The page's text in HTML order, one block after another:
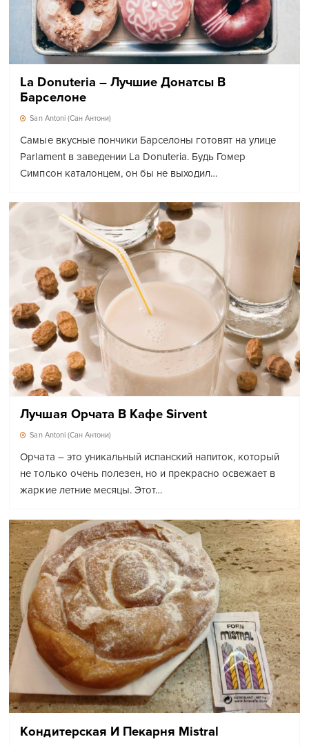
La Donuteria – Лучшие Донатсы В
Барселоне
San Antoni (Сан Антони)
Самые вкусные пончики Барселоны готовят на улице
Parlament в заведении La Donuteria. Будь Гомер
Симпсон каталонцем, он бы не выходил…
Лучшая Орчата В Кафе Sirvent
San Antoni (Сан Антони)
Орчата – это уникальный испанский напиток, который
не только очень полезен, но и прекрасно освежает в
жаркие летние месяцы. Этот…
Кондитерская И Пекарня Mistral